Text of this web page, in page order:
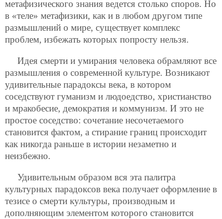
метафизического знания ведется столько споров. Но
в «теле» метафизики, как и в любом другом типе
размышлений о мире, существует комплекс
проблем, избежать которых попросту нельзя.
Идея смерти и умирания человека обрамляют все
размышления о современной культуре. Возникают
удивительные парадоксы века, в котором
соседствуют гуманизм и людоедство, христианство
и мракобесие, демократия и коммунизм. И это не
простое соседство: сочетание несочетаемого
становится фактом, а стирание границ происходит
как никогда раньше в истории незаметно и
неизбежно.
Удивительным образом вся эта палитра
культурных парадоксов века получает оформление в
тезисе о смерти культуры, производным и
дополняющим элементом которого становится